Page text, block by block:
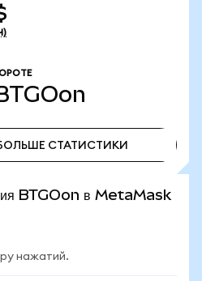
СТАТИСТИКИ
BTGOon в MetaMask
нажатий.